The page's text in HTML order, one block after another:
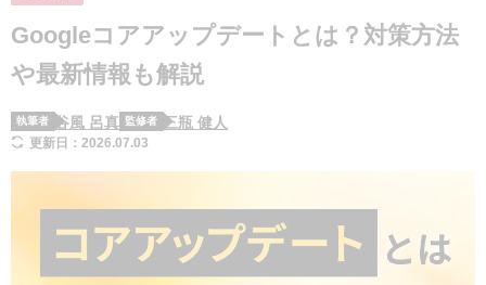
Googleコアアップデートとは？対策方法
や最新情報も解説
執筆者 谷風 呂真 監修者 三瓶 健人
更新日：2026.07.03